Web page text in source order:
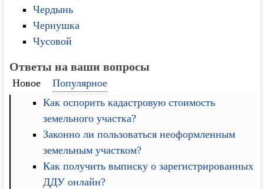
Чердынь
Чернушка
Чусовой
Ответы на ваши вопросы
Новое
Популярное
Как оспорить кадастровую стоимость
земельного участка?
Законно ли пользоваться неоформленным
земельным участком?
Как получить выписку о зарегистрированных
ДДУ онлайн?